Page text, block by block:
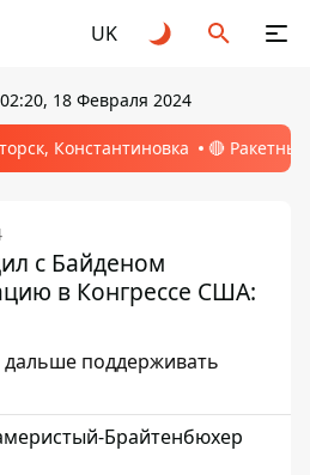
UK
02:20, 18 Февраля 2024
Константиновка 🔴
с Байденом
в Конгрессе США:
поддерживать
Брайтенбюхер